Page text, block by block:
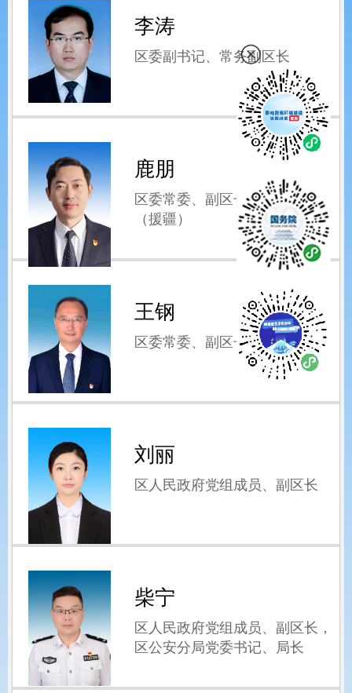
李涛
区委副书记、常务副区长
鹿朋
区委常委、副区长（正县级）
（援疆）
王钢
区委常委、副区长
刘丽
区人民政府党组成员、副区长
柴宁
区人民政府党组成员、副区长，
区公安分局党委书记、局长